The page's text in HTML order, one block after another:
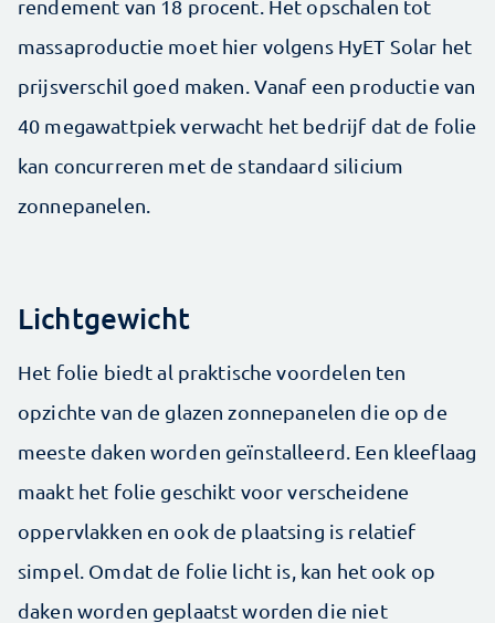
rendement van 18 procent. Het opschalen tot
massaproductie moet hier volgens HyET Solar het
prijsverschil goed maken. Vanaf een productie van
40 megawattpiek verwacht het bedrijf dat de folie
kan concurreren met de standaard silicium
zonnepanelen.
Lichtgewicht
Het folie biedt al praktische voordelen ten
opzichte van de glazen zonnepanelen die op de
meeste daken worden geïnstalleerd. Een kleeflaag
maakt het folie geschikt voor verscheidene
oppervlakken en ook de plaatsing is relatief
simpel. Omdat de folie licht is, kan het ook op
daken worden geplaatst worden die niet